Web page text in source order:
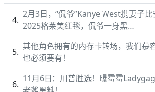
2月3日，“侃爷”Kanye West携妻子比
2025格莱美红毯，侃爷一身黑…
其他角色拥有的内存卡转场，我们慕
也必须要有！
11月6日：川普胜选！曝霉霉